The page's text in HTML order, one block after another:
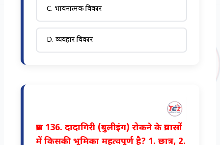
C. भावनात्मक विकार
D. व्यवहार विकार
प्रश्न 136. दादागिरी (बुलीइंग) रोकने के प्रयासों
में किसकी भूमिका महत्वपूर्ण है? 1. छात्र, 2.